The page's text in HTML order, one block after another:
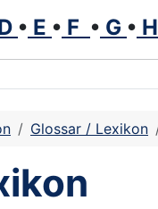
• E • F • G • H
Glossar / Lexikon